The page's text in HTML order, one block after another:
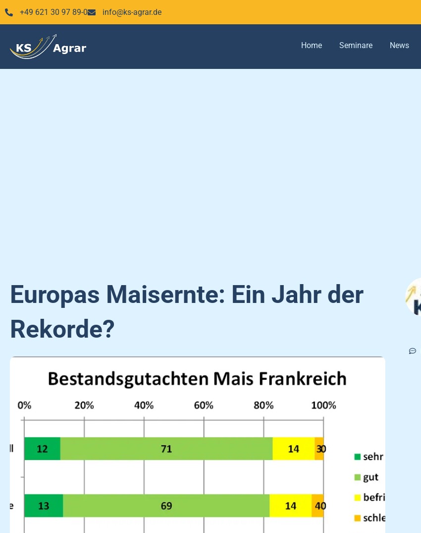
Zum
Inhalt
+49 621 30 97 89-0 info@ks-agrar.de
Home Seminare News
Europas Maisernte: Ein Jahr der
Rekorde?